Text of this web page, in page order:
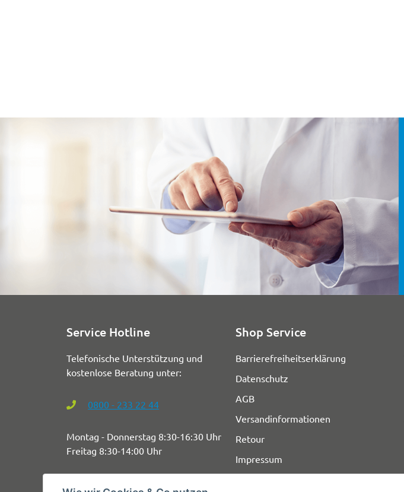
Service Hotline
Telefonische Unterstützung und
kostenlose Beratung unter:
0800 - 233 22 44
Montag - Donnerstag 8:30-16:30 Uhr
Freitag 8:30-14:00 Uhr
Shop Service
Barrierefreiheitserklärung
Datenschutz
AGB
Versandinformationen
Retour
Impressum